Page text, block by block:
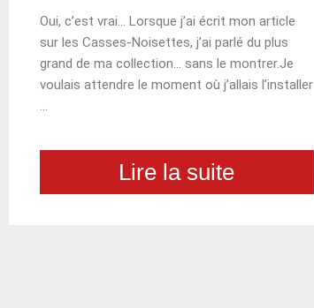
Oui, c’est vrai… Lorsque j’ai écrit mon article
sur les Casses-Noisettes, j’ai parlé du plus
grand de ma collection… sans le montrer.Je
voulais attendre le moment où j’allais l’installer
…
Lire la suite